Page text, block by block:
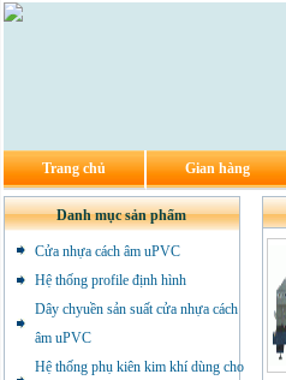
Trang chủ Gian hàng
Danh mục sản phẩm
Cửa nhựa cách âm uPVC
Hệ thống profile định hình
Dây chyuền sản suất cửa nhựa cách
âm uPVC
Hệ thống phụ kiên kim khí dùng cho